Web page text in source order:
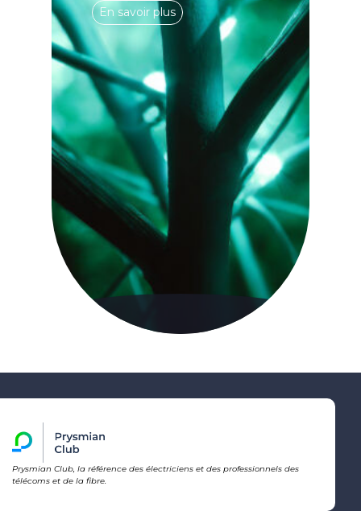
En savoir plus
Prysmian Club, la référence des électriciens et des professionnels des
télécoms et de la fibre.